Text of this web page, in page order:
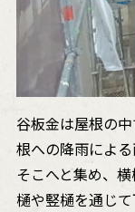
谷板金は屋根の
根への降雨によ
そこへと集め、
樋や竪樋を通じ